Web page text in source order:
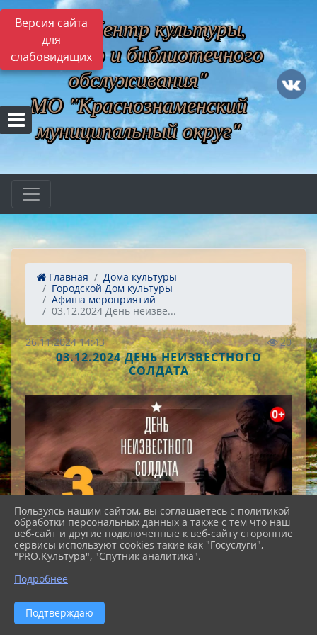
Версия сайта
для
слабовидящих
МБУ "Центр культуры,
музейного и библиотечного
обслуживания"
МО "Краснознаменский
муниципальный округ"
Главная
Дома культуры
Городской Дом культуры
Афиша мероприятий
03.12.2024 День неизве...
26.11.2024 14:43 20
03.12.2024 ДЕНЬ НЕИЗВЕСТНОГО
СОЛДАТА
Пользуясь нашим сайтом, вы соглашаетесь с политикой
обработки персональных данных а также с тем что наш
веб-сайт и другие подключенные к веб-сайту сторонние
сервисы используют cookies такие как "Госуслуги",
"PRO.Культура", "Спутник аналитика".
Подробнее
Подтверждаю